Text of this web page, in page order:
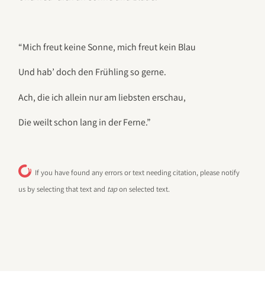
“Mich freut keine Sonne, mich freut kein Blau
Und hab’ doch den Frühling so gerne.
Ach, die ich allein nur am liebsten erschau,
Die weilt schon lang in der Ferne.”
If you have found any errors or text needing citation, please notify
us by selecting that text and tapon selected text.